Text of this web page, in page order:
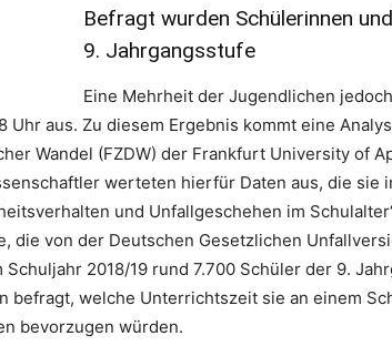
Befragt wurden Schülerinnen
9. Jahrgangsstufe
Eine Mehrheit der Jugendlichen
aus. Zu diesem Ergebnis kommt eine
Wandel (FZDW) der Frankfurt University of
werteten hierfür Daten aus, die sie
und Unfallgeschehen im
die von der Deutschen Gesetzlichen
2018/19 rund 7.700 Schüler der 9.
befragt, welche Unterrichtszeit sie an einem
bevorzugen würden.